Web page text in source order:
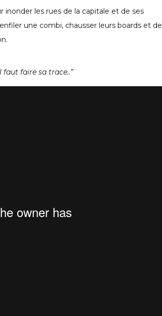
inonder les rues de la capitale et de ses
une combi, chausser leurs boards et de
faut faire sa trace..”